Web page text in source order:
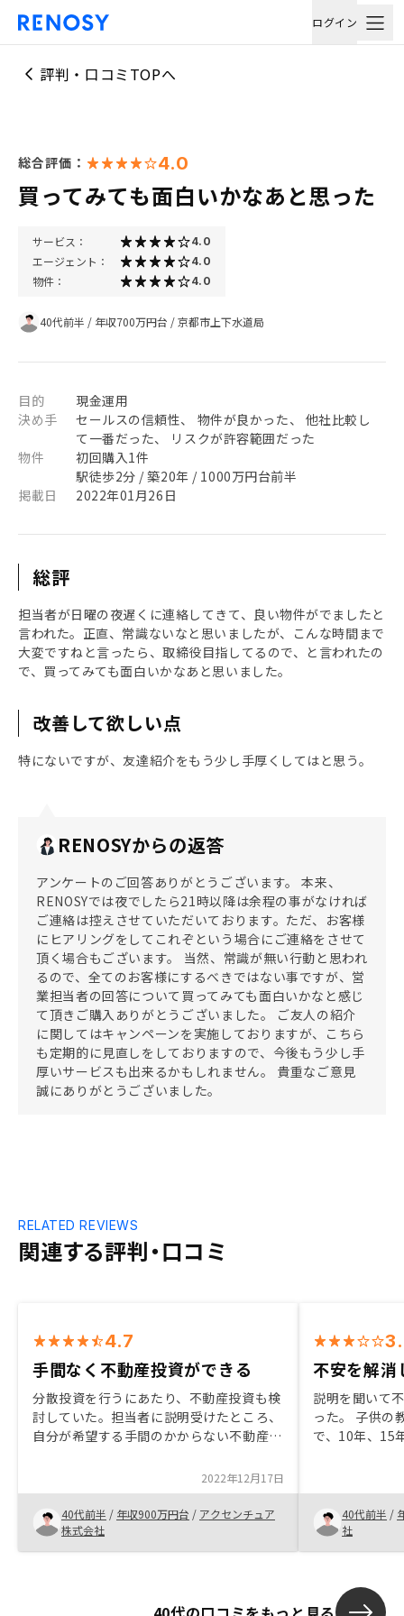
ログイン
評判・口コミTOPへ
総合評価： 4.0
買ってみても面白いかなあと思った
サービス： 4.0
エージェント： 4.0
物件： 4.0
40代前半 / 年収700万円台 /京都市上下水道局
目的
現金運用
決め手
セールスの信頼性、 物件が良かった、 他社比較し
て一番だった、 リスクが許容範囲だった
物件
初回購入1件
駅徒歩2分 / 築20年 / 1000万円台前半
掲載日
2022年01月26日
総評
担当者が日曜の夜遅くに連絡してきて、良い物件がでましたと
言われた。正直、常識ないなと思いましたが、こんな時間まで
大変ですねと言ったら、取締役目指してるので、と言われたの
で、買ってみても面白いかなあと思いました。
改善して欲しい点
特にないですが、友達紹介をもう少し手厚くしてはと思う。
RENOSYからの返答
アンケートのご回答ありがとうございます。 本来、
RENOSYでは夜でしたら21時以降は余程の事がなければ
ご連絡は控えさせていただいております。ただ、お客様
にヒアリングをしてこれぞという場合にご連絡をさせて
頂く場合もございます。 当然、常識が無い行動と思われ
るので、全てのお客様にするべきではない事ですが、営
業担当者の回答について買ってみても面白いかなと感じ
て頂きご購入ありがとうございました。 ご友人の紹介
に関してはキャンペーンを実施しておりますが、こちら
も定期的に見直しをしておりますので、今後もう少し手
厚いサービスも出来るかもしれません。 貴重なご意見
誠にありがとうございました。
関連する評判・口コミ
RELATED REVIEWS
4.7
手間なく不動産投資ができる
分散投資を行うにあたり、不動産投資も検
討していた。担当者に説明受けたところ、
自分が希望する手間のかからない不動産投
めてみようと気になった。また、リスクに
関しても最大限考慮した提案も頂き不動産
投資が初めてでも安心できた。
2022年12月17日
40代前半 / 年収900万円台 / アクセンチュア
株式会社
不安を解消
説明を聞いて
った。 子供の
で、10年、15
高いと思い決
くても他にも
極めた方がい
40代前半 /
社